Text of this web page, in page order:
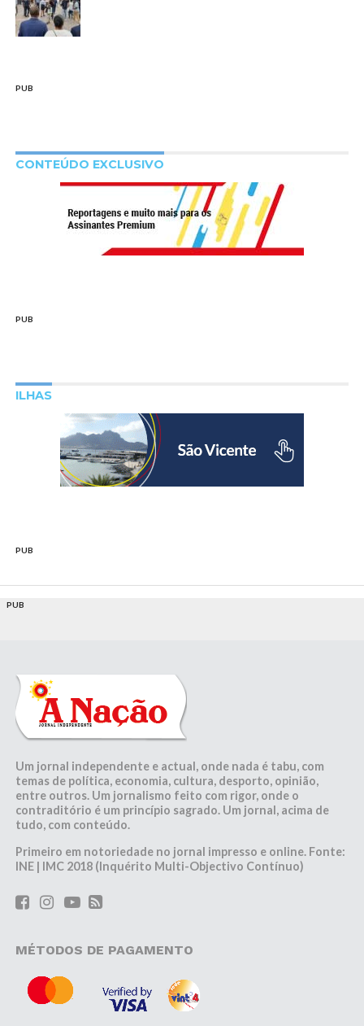
PUB
CONTEÚDO EXCLUSIVO
PUB
ILHAS
PUB
PUB
Um jornal independente e actual, onde nada é tabu, com
temas de política, economia, cultura, desporto, opinião,
entre outros. Um jornalismo feito com rigor, onde o
contraditório é um princípio sagrado. Um jornal, acima de
tudo, com conteúdo.
Primeiro em notoriedade no jornal impresso e online. Fonte:
INE | IMC 2018 (Inquérito Multi-Objectivo Contínuo)
MÉTODOS DE PAGAMENTO